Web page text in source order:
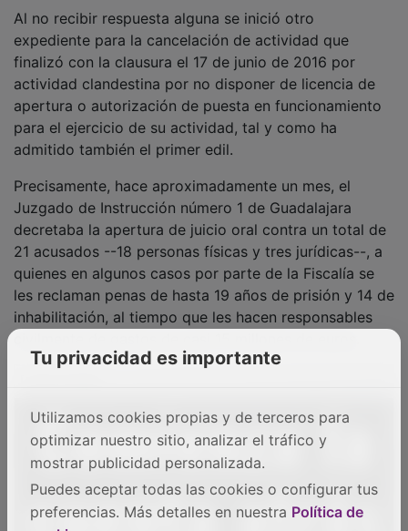
expediente para la cancelación de actividad que
finalizó con la clausura el 17 de junio de 2016 por
actividad clandestina por no disponer de licencia de
apertura o autorización de puesta en funcionamiento
para el ejercicio de su actividad, tal y como ha
admitido también el primer edil.
Juzgado de Instrucción número 1 de Guadalajara
decretaba la apertura de juicio oral contra un total de
21 acusados --18 personas físicas y tres jurídicas--, a
quienes en algunos casos por parte de la Fiscalía se
les reclaman penas de hasta 19 años de prisión y 14 de
inhabilitación, al tiempo que les hacen responsables
civilmente de gastos de casi 15 millones de euros.
PUBLICIDAD
Tu privacidad es importante
Utilizamos cookies propias y de terceros para
optimizar nuestro sitio, analizar el tráfico y
mostrar publicidad personalizada.
Puedes aceptar todas las cookies o configurar tus
preferencias. Más detalles en nuestra Política de